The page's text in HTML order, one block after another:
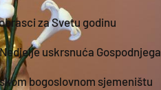
za Svetu godinu
uskrsnuća Gospodnjega
bogoslovnom sjemeništu